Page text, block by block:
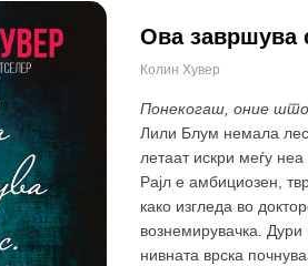
Ова завршува
Колин Хувер
Понекогаш, оние што
Лили Блум немала
летаат искри меѓу
Рајл е амбициозен,
како изгледа во
вознемирувачка.
нивната врска